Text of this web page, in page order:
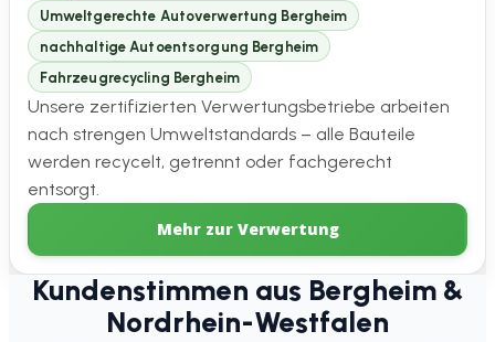
Umweltgerechte Autoverwertung Bergheim
nachhaltige Autoentsorgung Bergheim
Fahrzeugrecycling Bergheim
Unsere zertifizierten Verwertungsbetriebe arbeiten
nach strengen Umweltstandards – alle Bauteile
werden recycelt, getrennt oder fachgerecht
entsorgt.
Mehr zur Verwertung
Kundenstimmen aus Bergheim &
Nordrhein-Westfalen